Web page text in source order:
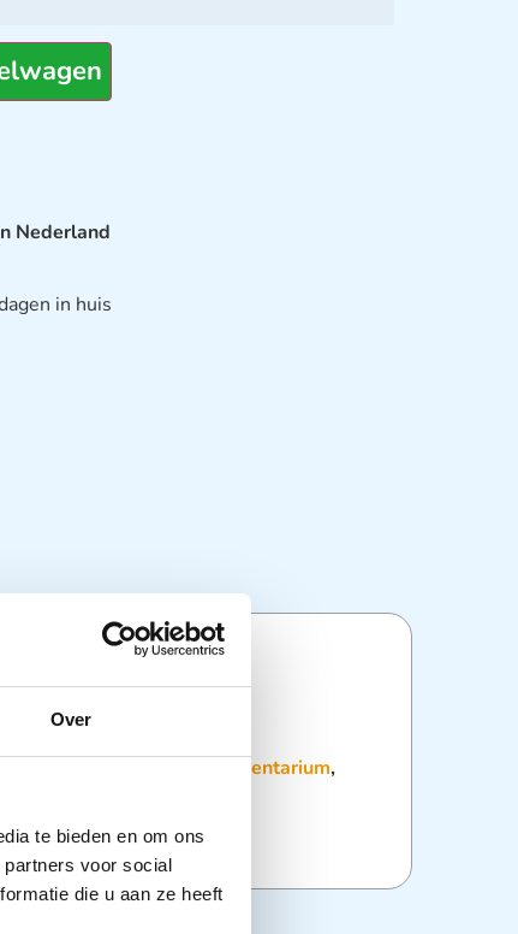
Over
te bieden en om ons
voor social
die u aan ze heeft
Nederland
in huis
Instrumentarium,